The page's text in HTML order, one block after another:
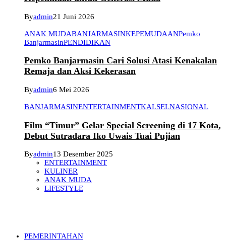
Byadmin21 Juni 2026
ANAK MUDABANJARMASINKEPEMUDAANPemko
BanjarmasinPENDIDIKAN
Pemko Banjarmasin Cari Solusi Atasi Kenakalan
Remaja dan Aksi Kekerasan
Byadmin6 Mei 2026
BANJARMASINENTERTAINMENTKALSELNASIONAL
Film “Timur” Gelar Special Screening di 17 Kota,
Debut Sutradara Iko Uwais Tuai Pujian
Byadmin13 Desember 2025
ENTERTAINMENT
KULINER
ANAK MUDA
LIFESTYLE
PEMERINTAHAN